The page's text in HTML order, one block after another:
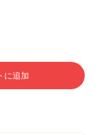
に追加